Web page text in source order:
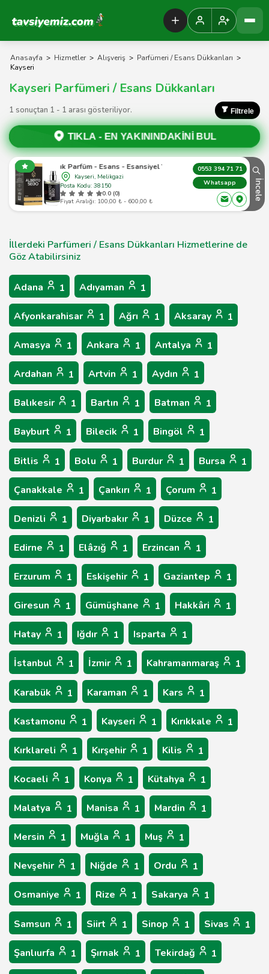
Tavsiyemiz Anasayfa
Anasayfa > Hizmetler > Alışveriş > Parfümeri / Esans Dükkanları >
Kayseri
Kayseri Parfümeri / Esans Dükkanları
1 sonuçtan 1 - 1 arası gösteriliyor. Filtrele
TIKLA - EN YAKININDAKİNİ BUL
Parfüm - Esans - Esansiyel Yağlar - Oto Araba Ve Ortam Parfümleri
Kayseri, Melikgazi
Posta Kodu: 38150
0.0 (0)
Fiyat Aralığı: 100,00 ₺ - 600,00 ₺
0553 394 71 71
Whatsapp
İncele
İllerdeki Parfümeri / Esans Dükkanları Hizmetlerine de
Göz Atabilirsiniz
Adana 1 Adıyaman 1
Afyonkarahisar 1 Ağrı 1 Aksaray 1
Amasya 1 Ankara 1 Antalya 1
Ardahan 1 Artvin 1 Aydın 1
Balıkesir 1 Bartın 1 Batman 1
Bayburt 1 Bilecik 1 Bingöl 1
Bitlis 1 Bolu 1 Burdur 1 Bursa 1
Çanakkale 1 Çankırı 1 Çorum 1
Denizli 1 Diyarbakır 1 Düzce 1
Edirne 1 Elâzığ 1 Erzincan 1
Erzurum 1 Eskişehir 1 Gaziantep 1
Giresun 1 Gümüşhane 1 Hakkâri 1
Hatay 1 Iğdır 1 Isparta 1
İstanbul 1 İzmir 1 Kahramanmaraş 1
Karabük 1 Karaman 1 Kars 1
Kastamonu 1 Kayseri 1 Kırıkkale 1
Kırklareli 1 Kırşehir 1 Kilis 1
Kocaeli 1 Konya 1 Kütahya 1
Malatya 1 Manisa 1 Mardin 1
Mersin 1 Muğla 1 Muş 1
Nevşehir 1 Niğde 1 Ordu 1
Osmaniye 1 Rize 1 Sakarya 1
Samsun 1 Siirt 1 Sinop 1 Sivas 1
Şanlıurfa 1 Şırnak 1 Tekirdağ 1